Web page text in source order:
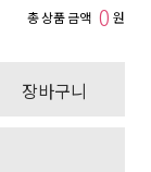
총 상품 금액 0 원
장바구니